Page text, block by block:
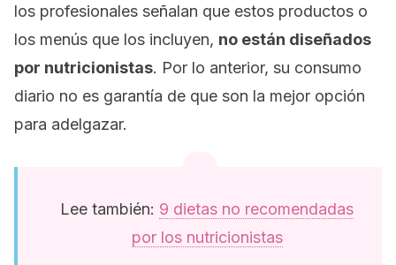
los profesionales señalan que estos productos o
los menús que los incluyen, no están diseñados
por nutricionistas. Por lo anterior, su consumo
diario no es garantía de que son la mejor opción
para adelgazar.
Lee también: 9 dietas no recomendadas
por los nutricionistas